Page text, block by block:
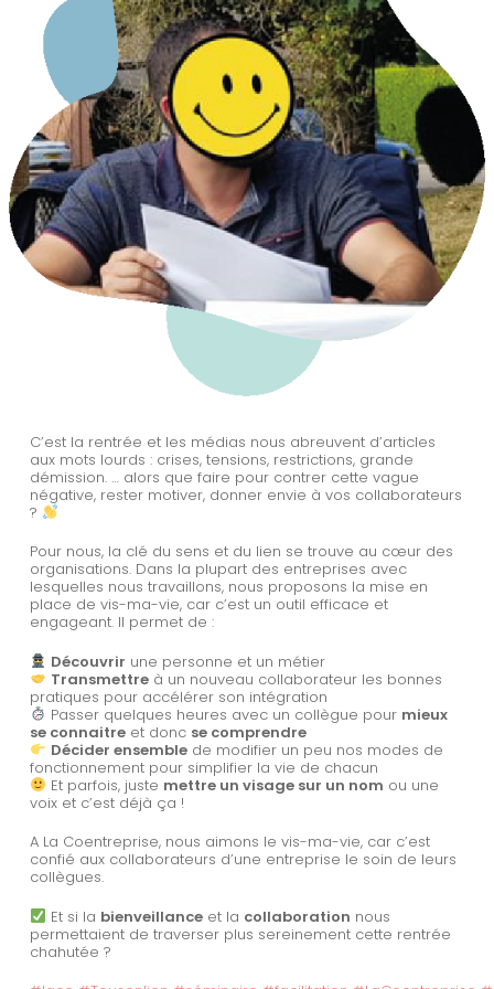
C’est la rentrée et les médias nous abreuvent d’articles
aux mots lourds : crises, tensions, restrictions, grande
démission. … alors que faire pour contrer cette vague
négative, rester motiver, donner envie à vos collaborateurs
?
Pour nous, la clé du sens et du lien se trouve au cœur des
organisations. Dans la plupart des entreprises avec
lesquelles nous travaillons, nous proposons la mise en
place de vis-ma-vie, car c’est un outil efficace et
engageant. Il permet de :
Découvrir une personne et un métier
Transmettre à un nouveau collaborateur les bonnes
pratiques pour accélérer son intégration
Passer quelques heures avec un collègue pour mieux
se connaitre et donc se comprendre
Décider ensemble de modifier un peu nos modes de
fonctionnement pour simplifier la vie de chacun
Et parfois, juste mettre un visage sur un nom ou une
voix et c’est déjà ça !
A La Coentreprise, nous aimons le vis-ma-vie, car c’est
confié aux collaborateurs d’une entreprise le soin de leurs
collègues.
Et si la bienveillance et la collaboration nous
permettaient de traverser plus sereinement cette rentrée
chahutée ?